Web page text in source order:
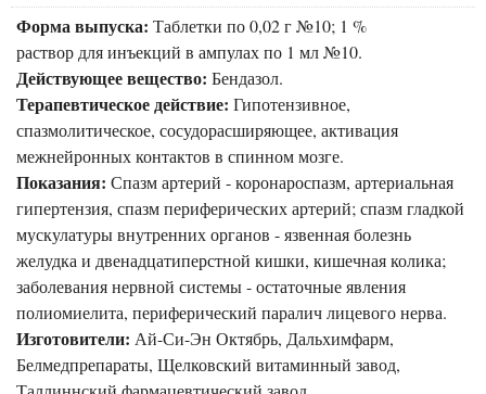
Форма выпуска: Таблетки по 0,02 г №10; 1 %
раствор для инъекций в ампулах по 1 мл №10.
Действующее вещество: Бендазол.
Терапевтическое действие: Гипотензивное,
спазмолитическое, сосудорасширяющее, активация
межнейронных контактов в спинном мозге.
Показания: Спазм артерий - коронароспазм, артериальная
гипертензия, спазм периферических артерий; спазм гладкой
мускулатуры внутренних органов - язвенная болезнь
желудка и двенадцатиперстной кишки, кишечная колика;
заболевания нервной системы - остаточные явления
полиомиелита, периферический паралич лицевого нерва.
Изготовители: Ай-Си-Эн Октябрь, Дальхимфарм,
Белмедпрепараты, Щелковский витаминный завод,